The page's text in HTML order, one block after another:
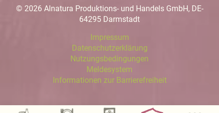
© 2026 Alnatura Produktions- und Handels GmbH, DE-
64295 Darmstadt
Impressum
Datenschutzerklärung
Nutzungsbedingungen
Meldesystem
Informationen zur Barrierefreiheit